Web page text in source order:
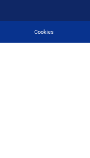
Cookies